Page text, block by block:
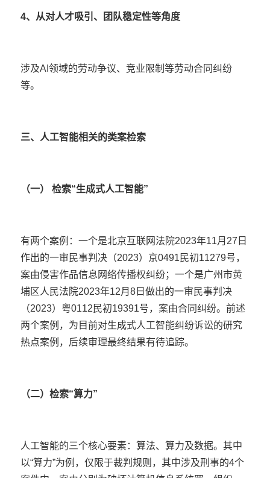
4、从对人才吸引、团队稳定性等角度
涉及AI领域的劳动争议、竞业限制等劳动合同纠纷
等。
三、人工智能相关的类案检索
（一） 检索“生成式人工智能”
有两个案例：一个是北京互联网法院2023年11月27日
作出的一审民事判决（2023）京0491民初11279号，
案由侵害作品信息网络传播权纠纷；一个是广州市黄
埔区人民法院2023年12月8日做出的一审民事判决
（2023）粤0112民初19391号，案由合同纠纷。前述
两个案例，为目前对生成式人工智能纠纷诉讼的研究
热点案例，后续审理最终结果有待追踪。
（二）检索“算力”
人工智能的三个核心要素：算法、算力及数据。其中
以“算力”为例，仅限于裁判规则，其中涉及刑事的4个